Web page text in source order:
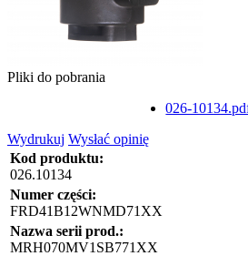
Pliki do pobrania
026-
Wydrukuj Wysłać opinię
Kod produktu:
026.10134
Numer części:
FRD41B12WNMD71XX
Nazwa serii prod.:
MRH070MV1SB771XX